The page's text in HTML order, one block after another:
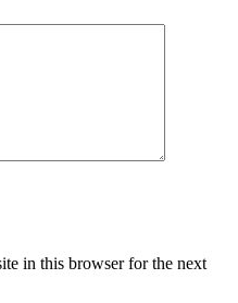
in this browser for the next